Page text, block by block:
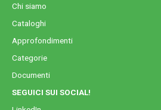
Chi siamo
Cataloghi
Approfondimenti
Categorie
Documenti
SEGUICI SUI SOCIAL!